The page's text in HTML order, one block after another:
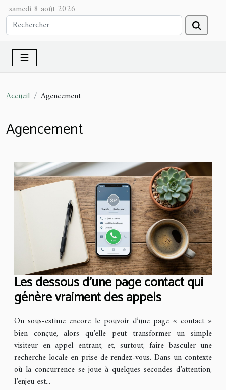
samedi 8 août 2026
Accueil Agencement
Agencement
Les dessous d’une page contact qui
génère vraiment des appels
On sous-estime encore le pouvoir d’une page « contact »
bien conçue, alors qu’elle peut transformer un simple
visiteur en appel entrant, et, surtout, faire basculer une
recherche locale en prise de rendez-vous. Dans un contexte
où la concurrence se joue à quelques secondes d’attention,
l’enjeu est...